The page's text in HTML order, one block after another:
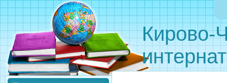
Кирово-
интернат